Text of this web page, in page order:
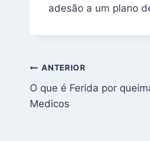
adesão a um plano
Navegação
de
ANTERIOR
O que é Ferida por
Medicos